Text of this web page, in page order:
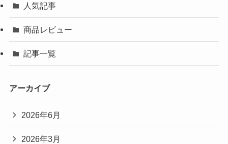
人気記事
商品レビュー
記事一覧
アーカイブ
2026年6月
2026年3月